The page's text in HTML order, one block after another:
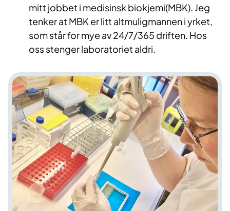
mitt jobbet i medisinsk biokjemi(MBK). Jeg
tenker at MBK er litt altmuligmannen i yrket,
som står for mye av 24/7/365 driften. Hos
oss stenger laboratoriet aldri.